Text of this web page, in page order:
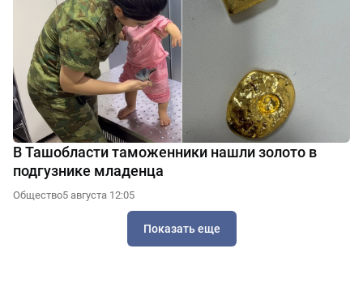
В Ташобласти таможенники нашли золото в
подгузнике младенца
Общество5 августа 12:05
Показать еще